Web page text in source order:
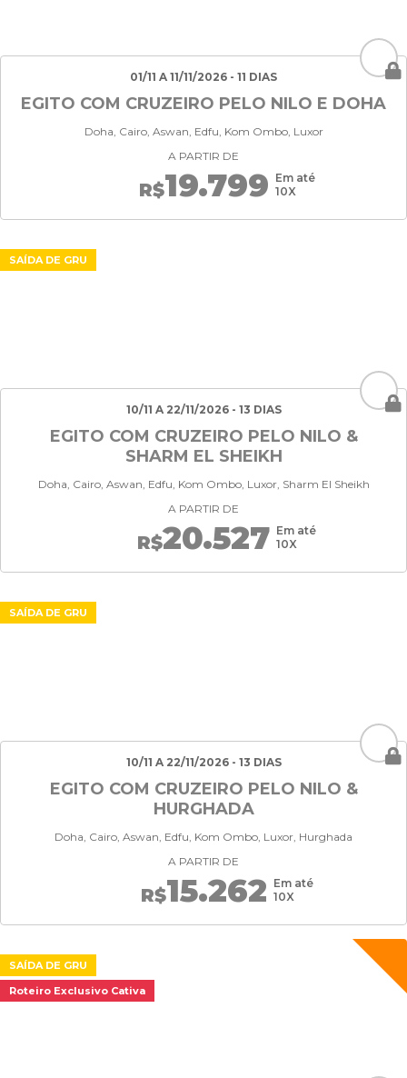
01/11 A 11/11/2026 - 11 DIAS
EGITO COM CRUZEIRO PELO NILO E DOHA
Doha, Cairo, Aswan, Edfu, Kom Ombo, Luxor
A PARTIR DE
R$19.799 Em até
10X
SAÍDA DE GRU
10/11 A 22/11/2026 - 13 DIAS
EGITO COM CRUZEIRO PELO NILO &
SHARM EL SHEIKH
Doha, Cairo, Aswan, Edfu, Kom Ombo, Luxor, Sharm El Sheikh
A PARTIR DE
R$20.527 Em até
10X
SAÍDA DE GRU
10/11 A 22/11/2026 - 13 DIAS
EGITO COM CRUZEIRO PELO NILO &
HURGHADA
Doha, Cairo, Aswan, Edfu, Kom Ombo, Luxor, Hurghada
A PARTIR DE
R$15.262 Em até
10X
SAÍDA DE GRU
Roteiro Exclusivo Cativa